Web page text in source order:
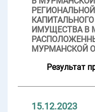
ИМУЩЕСТВА В
МУРМАНСКОЙ
Результат
15.12.2023